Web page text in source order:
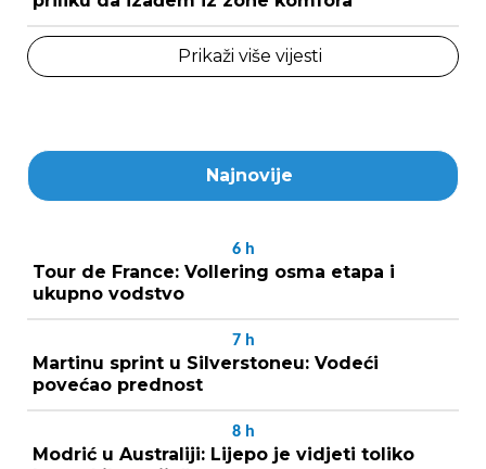
Prikaži više vijesti
Najnovije
6 h
Tour de France: Vollering osma etapa i
ukupno vodstvo
7 h
Martinu sprint u Silverstoneu: Vodeći
povećao prednost
8 h
Modrić u Australiji: Lijepo je vidjeti toliko